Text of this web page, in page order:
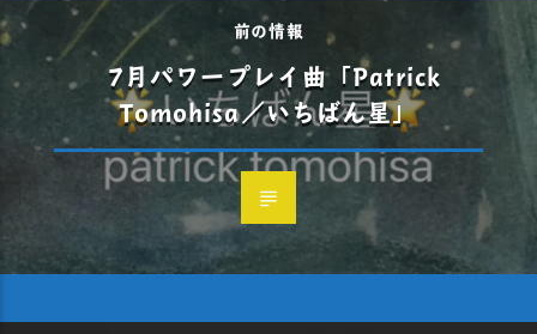
前の情報
7月パワープレイ曲「Patrick
Tomohisa／いちばん星」